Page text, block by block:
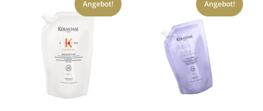
69,50 €. Angebot! Angebot!